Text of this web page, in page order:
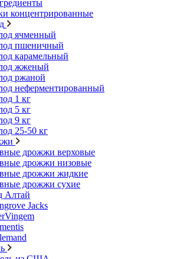
концентрированные
ячменный
пшеничный
карамельный
жженый
ржаной
неферментированный
1 кг
5 кг
9 кг
25-50 кг
дрожжи верховые
дрожжи низовые
дрожжи жидкие
дрожжи сухие
Алтай
Jacks